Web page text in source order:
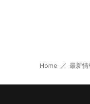
Home ／ 最新情